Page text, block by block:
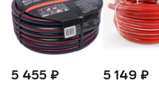
5 455 ₽ 5 149 ₽